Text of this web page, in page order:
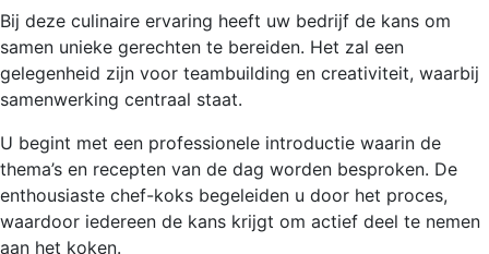
Bij deze culinaire ervaring heeft uw bedrijf de kans om
samen unieke gerechten te bereiden. Het zal een
gelegenheid zijn voor teambuilding en creativiteit, waarbij
samenwerking centraal staat.
U begint met een professionele introductie waarin de
thema’s en recepten van de dag worden besproken. De
enthousiaste chef-koks begeleiden u door het proces,
waardoor iedereen de kans krijgt om actief deel te nemen
aan het koken.